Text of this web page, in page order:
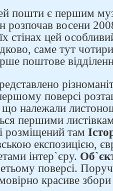
пошти є першим
розпочав восени
стінах цей
саме тут
поштове
поверсі
належали
першими
розміщений там
експозицією,
інтер`єру.
поверсі.
красиве
нами в